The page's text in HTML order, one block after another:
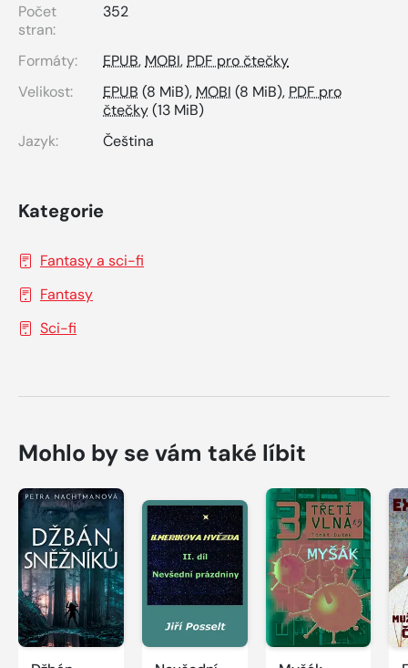
Počet
stran:
352
Formáty: EPUB, MOBI, PDF pro čtečky
Velikost:
EPUB (8 MiB), MOBI (8 MiB), PDF pro
čtečky(13 MiB)
Jazyk:
Čeština
Kategorie
Fantasy a sci-fi
Fantasy
Sci-fi
Mohlo by se vám také líbit